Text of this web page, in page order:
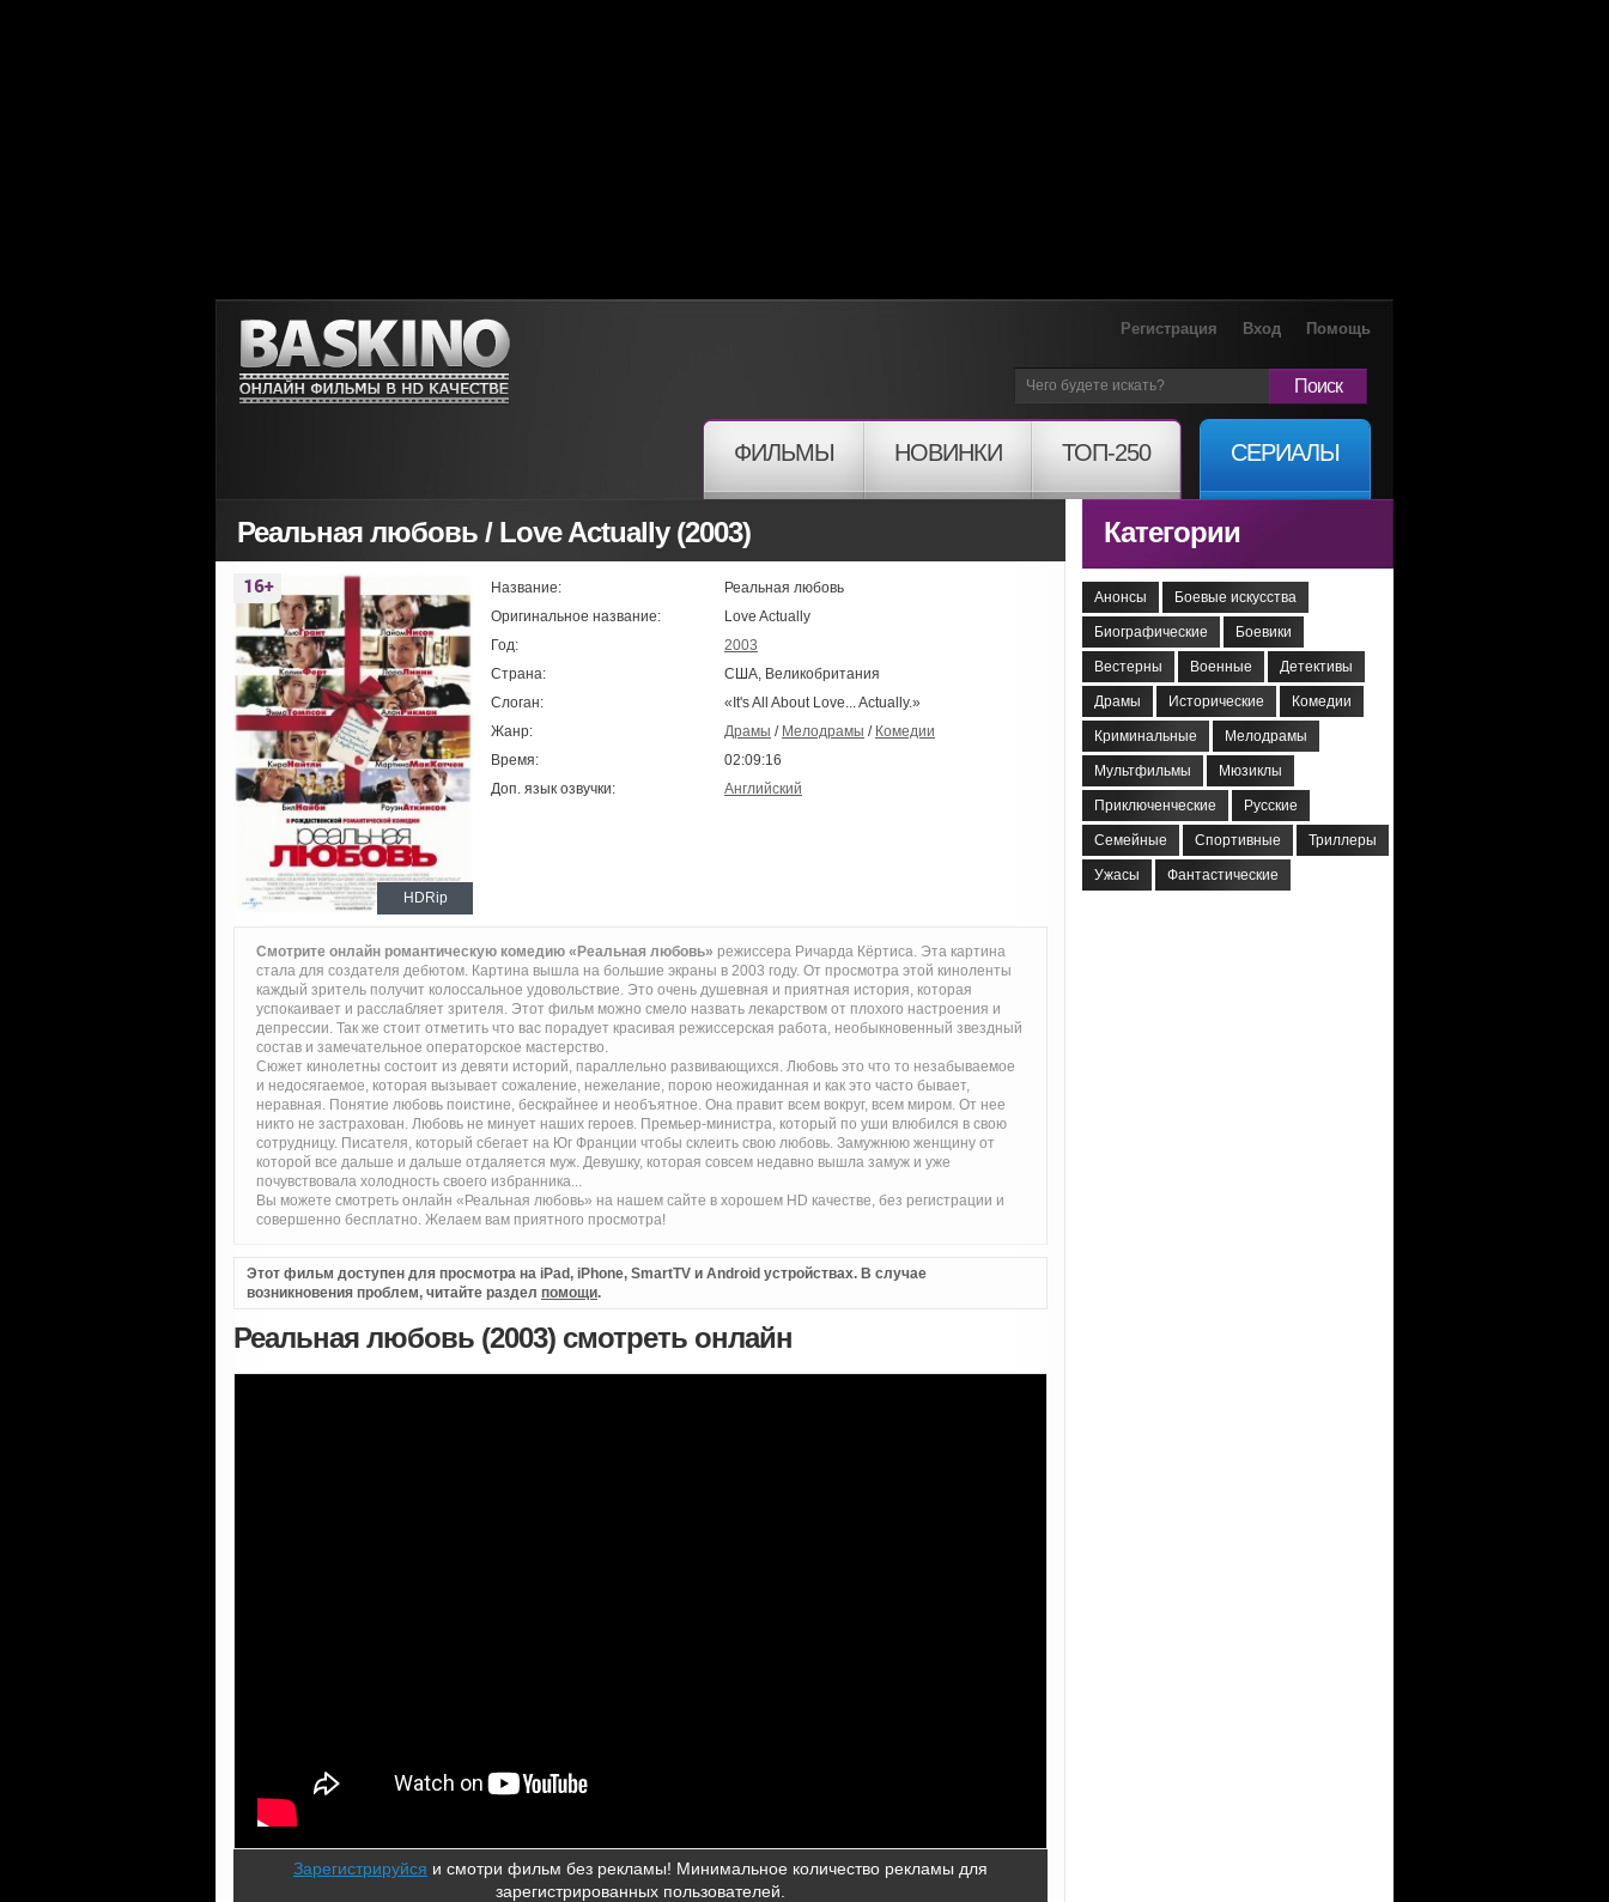
Регистрация Вход Помощь
Поиск
ФИЛЬМЫ НОВИНКИ ТОП-250 СЕРИАЛЫ
Реальная любовь / Love Actually (2003)
HDRip
Название:
Реальная любовь
Оригинальное название:
Love Actually
Год:
2003
Страна:
США, Великобритания
Слоган:
«It's All About Love... Actually.»
Жанр:
Драмы / Мелодрамы / Комедии
Время:
02:09:16
Доп. язык озвучки:
Английский
Смотрите онлайн романтическую комедию «Реальная любовь» режиссера Ричарда Кёртиса. Эта картина
стала для создателя дебютом. Картина вышла на большие экраны в 2003 году. От просмотра этой киноленты
каждый зритель получит колоссальное удовольствие. Это очень душевная и приятная история, которая
успокаивает и расслабляет зрителя. Этот фильм можно смело назвать лекарством от плохого настроения и
депрессии. Так же стоит отметить что вас порадует красивая режиссерская работа, необыкновенный звездный
состав и замечательное операторское мастерство.
Сюжет кинолетны состоит из девяти историй, параллельно развивающихся. Любовь это что то незабываемое
и недосягаемое, которая вызывает сожаление, нежелание, порою неожиданная и как это часто бывает,
неравная. Понятие любовь поистине, бескрайнее и необъятное. Она правит всем вокруг, всем миром. От нее
никто не застрахован. Любовь не минует наших героев. Премьер-министра, который по уши влюбился в свою
сотрудницу. Писателя, который сбегает на Юг Франции чтобы склеить свою любовь. Замужнюю женщину от
которой все дальше и дальше отдаляется муж. Девушку, которая совсем недавно вышла замуж и уже
почувствовала холодность своего избранника...
Вы можете смотреть онлайн «Реальная любовь» на нашем сайте в хорошем HD качестве, без регистрации и
совершенно бесплатно. Желаем вам приятного просмотра!
Этот фильм доступен для просмотра на iPad, iPhone, SmartTV и Android устройствах. В случае
возникновения проблем, читайте раздел помощи.
Реальная любовь (2003) смотреть онлайн
Зарегистрируйся и смотри фильм без рекламы! Минимальное количество рекламы для
зарегистрированных пользователей.
Категории
Анонсы Боевые искусства
Биографические Боевики
Вестерны Военные Детективы
Драмы Исторические Комедии
Криминальные Мелодрамы
Мультфильмы Мюзиклы
Приключенческие Русские
Семейные Спортивные Триллеры
Ужасы Фантастические